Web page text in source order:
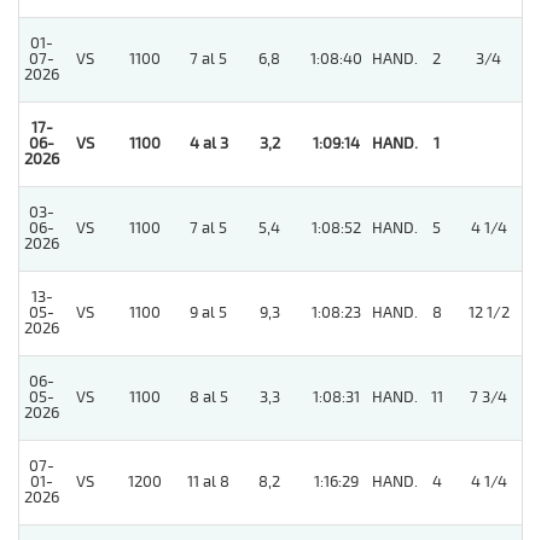
01-
07-
2026
VS 1100 7 al 5 6,8 1:08:40 HAND. 2 3/4
17-
06-
2026
VS 1100 4 al 3 3,2 1:09:14 HAND. 1
03-
06-
2026
VS 1100 7 al 5 5,4 1:08:52 HAND. 5 4 1/4
13-
05-
2026
VS 1100 9 al 5 9,3 1:08:23 HAND. 8 12 1/2
06-
05-
2026
VS 1100 8 al 5 3,3 1:08:31 HAND. 11 7 3/4
07-
01-
2026
VS 1200 11 al 8 8,2 1:16:29 HAND. 4 4 1/4